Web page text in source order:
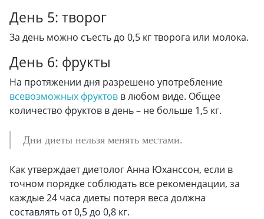
День 5: творог
За день можно съесть до 0,5 кг творога или молока.
День 6: фрукты
На протяжении дня разрешено употребление
всевозможных фруктов в любом виде. Общее
количество фруктов в день – не больше 1,5 кг.
Дни диеты нельзя менять местами.
Как утверждает диетолог Анна Юханссон, если в
точном порядке соблюдать все рекомендации, за
каждые 24 часа диеты потеря веса должна
составлять от 0,5 до 0,8 кг.